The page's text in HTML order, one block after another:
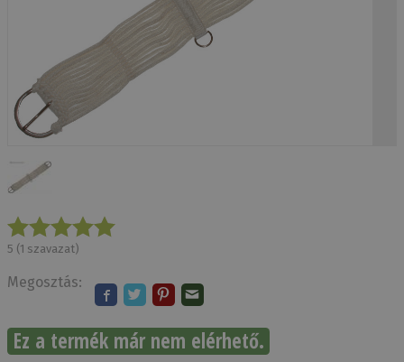
5 (1 szavazat)
Megosztás:
Ez a termék már nem elérhető.